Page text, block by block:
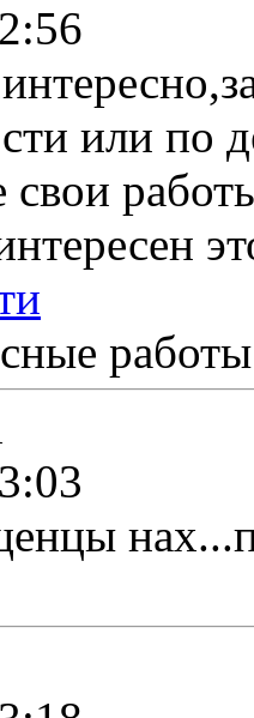
или по
свои